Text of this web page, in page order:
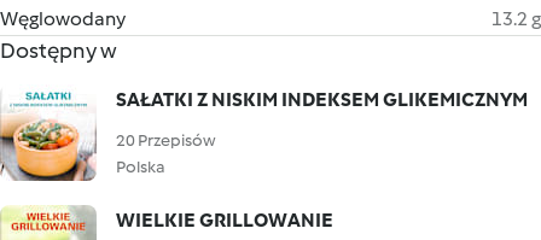
Węglowodany
13.2 g
Dostępny w
SAŁATKI Z NISKIM INDEKSEM GLIKEMICZNYM
20 Przepisów
Polska
WIELKIE GRILLOWANIE